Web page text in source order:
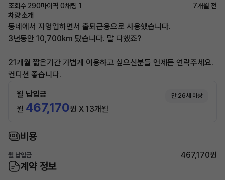
조회수 290마이픽 0채팅 1
7개월 전
차량 소개
동네에서 자영업하면서 출퇴근용으로 사용했습니다.
3년동안 10,700km 탔습니다. 말 다했죠?
21개월 짧은기간 가볍게 이용하고 싶으신분들 언제든 연락주세요.
컨디션 좋습니다.
월 납입금 만 26세 이상
월 467,170원 X 13개월
비용
월 납입금 467,170원
계약 정보